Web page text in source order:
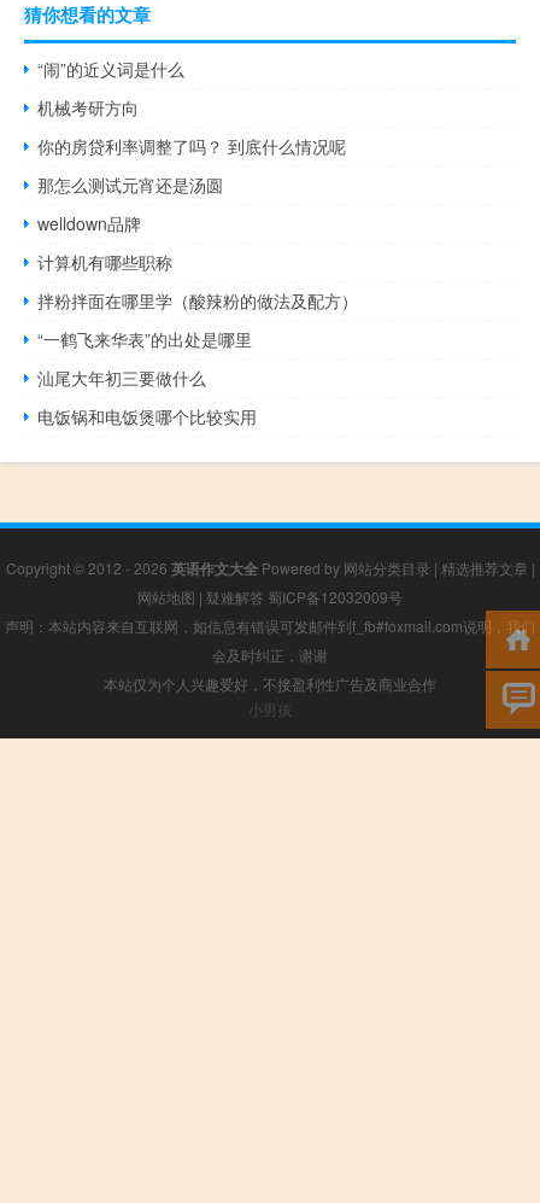
猜你想看的文章
“闹”的近义词是什么
机械考研方向
你的房贷利率调整了吗？ 到底什么情况呢
那怎么测试元宵还是汤圆
welldown品牌
计算机有哪些职称
拌粉拌面在哪里学（酸辣粉的做法及配方）
“一鹤飞来华表”的出处是哪里
汕尾大年初三要做什么
电饭锅和电饭煲哪个比较实用
Copyright © 2012 - 2026 英语作文大全Powered by 网站分类目录 | 精选推荐文章 |
网站地图 | 疑难解答 蜀ICP备12032009号
声明：本站内容来自互联网，如信息有错误可发邮件到f_fb#foxmail.com说明，我们
会及时纠正，谢谢
本站仅为个人兴趣爱好，不接盈利性广告及商业合作
小男孩